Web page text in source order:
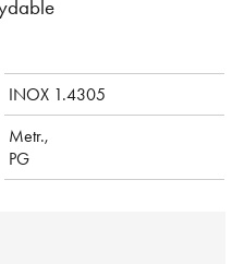
INOX 1.4305
Metr.,
PG